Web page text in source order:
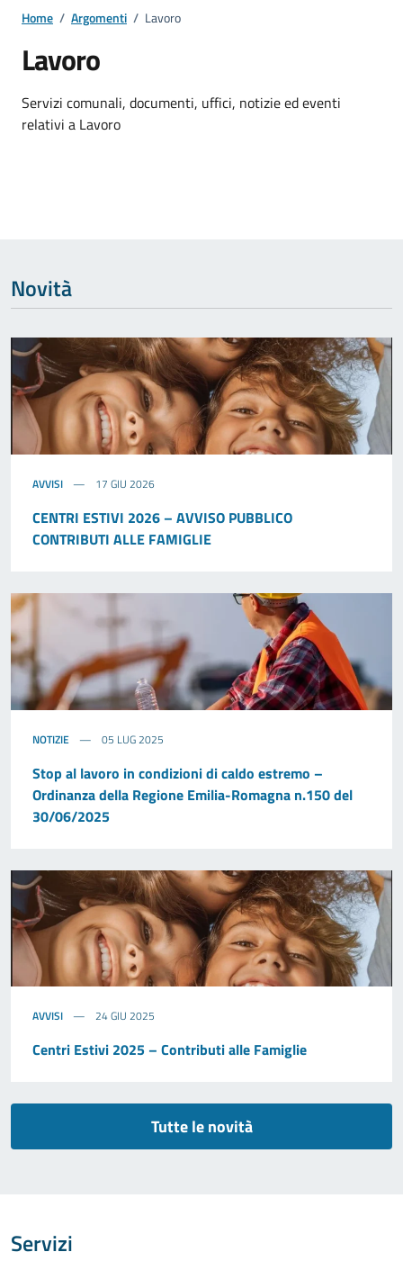
Home / Argomenti / Lavoro
Lavoro
Dettagli dell'argomento
Servizi comunali, documenti, uffici, notizie ed eventi
relativi a Lavoro
Novità
AVVISI 17 GIU 2026
CENTRI ESTIVI 2026 – AVVISO PUBBLICO
CONTRIBUTI ALLE FAMIGLIE
NOTIZIE 05 LUG 2025
Stop al lavoro in condizioni di caldo estremo –
Ordinanza della Regione Emilia-Romagna n.150 del
30/06/2025
AVVISI 24 GIU 2025
Centri Estivi 2025 – Contributi alle Famiglie
Tutte le novità
Servizi